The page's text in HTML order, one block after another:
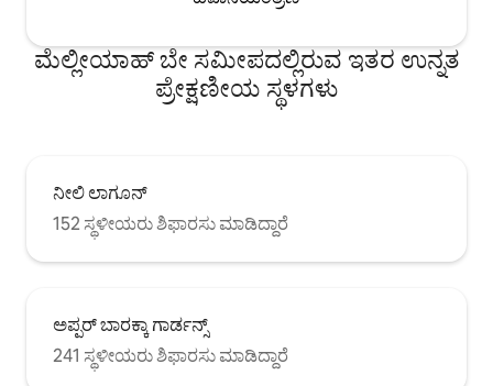
ಮೆಲ್ಲೀಯಾಹ್ ಬೇ ಸಮೀಪದಲ್ಲಿರುವ ಇತರ ಉನ್ನತ
ಪ್ರೇಕ್ಷಣೀಯ ಸ್ಥಳಗಳು
ನೀಲಿ ಲಾಗೂನ್
152 ಸ್ಥಳೀಯರು ಶಿಫಾರಸು ಮಾಡಿದ್ದಾರೆ
ಅಪ್ಪರ್ ಬಾರಕ್ಕಾ ಗಾರ್ಡನ್ಸ್
241 ಸ್ಥಳೀಯರು ಶಿಫಾರಸು ಮಾಡಿದ್ದಾರೆ